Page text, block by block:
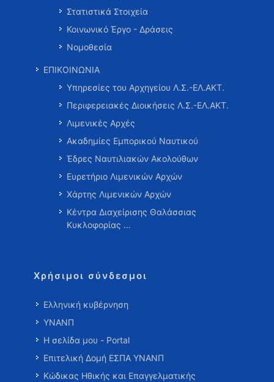
Στατιστικά Στοιχεία
Κοινωνικό Έργο - Δράσεις
Νομοθεσία
ΕΠΙΚΟΙΝΩΝΙΑ
Υπηρεσίες του Αρχηγείου Λ.Σ.-ΕΛ.ΑΚΤ.
Περιφερειακές Διοικήσεις Λ.Σ.-ΕΛ.ΑΚΤ.
Λιμενικές Αρχές
Ακαδημίες Εμπορικού Ναυτικού
Έδρες Ναυτιλιακών Ακολούθων
Ευρετήριο Λιμενικών Αρχών
Χάρτης Λιμενικών Αρχών
Κέντρα Διαχείρισης Θαλάσσιας
Κυκλοφορίας …
Χρήσιμοι σύνδεσμοι
Ελληνική κυβέρνηση
ΥΝΑΝΠ
Η σελίδα μου - Portal
Επιτελική Δομή ΕΣΠΑ ΥΝΑΝΠ
Κώδικας Ηθικής και Επαγγελματικής